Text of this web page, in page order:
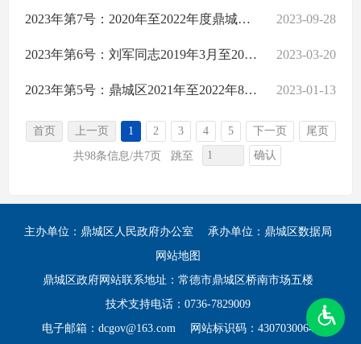
2023年第7号：2020年至2022年度鼎城区农机购置补贴专项审计调查结果公告 2023-09-28
2023年第6号：刘军同志2019年3月至2022年6月任常德市鼎城区环境卫生服务中心总支书记、主任期间的经济责任履行情况的审计结果公告 2023-03-20
2023年第5号：鼎城区2021年至2022年8月31日失业保险基金收支情况的专项审计调查审计结果公告 2023-01-13
首页 上一页 1 2 3 4 5 下一页 尾页
共98条信息/共7页 跳至 确认
主办单位：鼎城区人民政府办公室
承办单位：鼎城区数据局
网站地图
鼎城区政府网站联系地址：常德市鼎城区桥南市场五楼
技术支持电话：0736-7829009
电子邮箱：dcgov@163.com
网站标识码：4307030064